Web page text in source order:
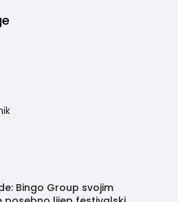
Bingo Group svojim